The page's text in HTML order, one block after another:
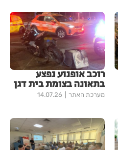
רוכב אופנוע נפצע
בתאונה בצומת בית דגן
מערכת האתר 14.07.26